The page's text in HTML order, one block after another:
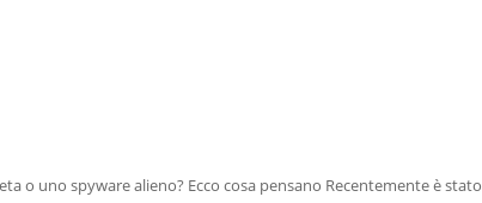
o uno spyware alieno? Ecco cosa pensano Recentemente è stato